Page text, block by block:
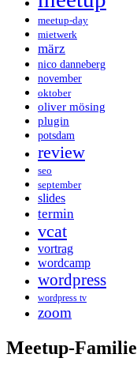
meetup-day
mietwerk
märz
nico danneberg
november
oktober
oliver mösing
plugin
potsdam
review
seo
september
slides
termin
vcat
vortrag
wordcamp
wordpress
wordpress tv
zoom
Meetup-Familie